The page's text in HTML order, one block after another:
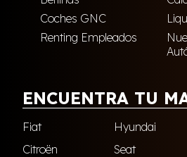
Coches GNC
Renting Empleados
ENCUENTRA TU
Fiat Hyundai
Citroën
Seat